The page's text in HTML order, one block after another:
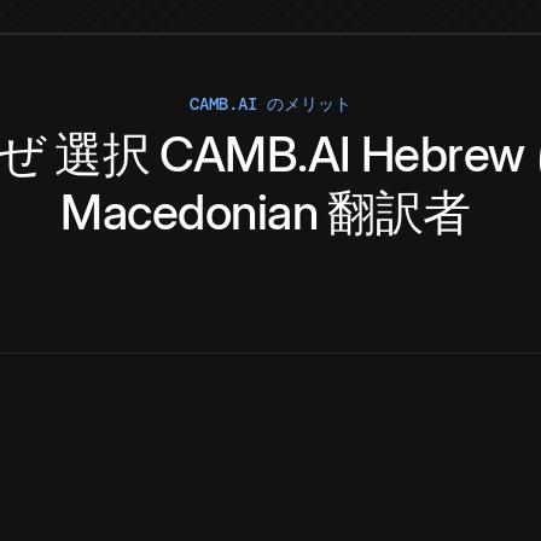
CAMB.AI のメリット
選択 CAMB.AI Hebrew
Macedonian 翻訳者